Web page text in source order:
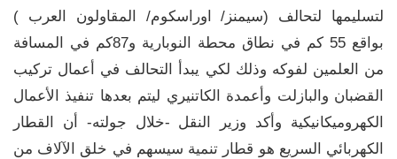
لتسليمها لتحالف (سيمنز/ اوراسكوم/ المقاولون العرب )
بواقع 55 كم في نطاق محطة النوبارية و87كم في المسافة
من العلمين لفوكه وذلك لكي يبدأ التحالف في أعمال تركيب
القضبان والبازلت وأعمدة الكاتنيري ليتم بعدها تنفيذ الأعمال
الكهروميكانيكية وأكد وزير النقل -خلال جولته- أن القطار
الكهربائي السريع هو قطار تنمية سيسهم في خلق الآلاف من